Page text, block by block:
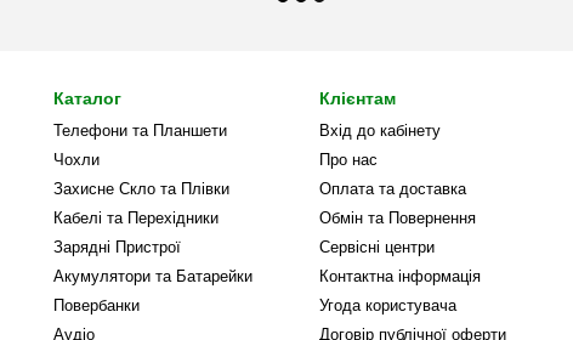
Каталог
Телефони та Планшети
Чохли
Захисне Скло та Плівки
Кабелі та Перехідники
Зарядні Пристрої
Акумулятори та Батарейки
Повербанки
Аудіо
Клієнтам
Вхід до кабінету
Про нас
Оплата та доставка
Обмін та Повернення
Сервісні центри
Контактна інформація
Угода користувача
Договір публічної оферти